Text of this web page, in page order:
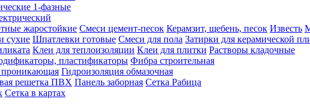
1-фазные
жаростойкие Смеси цемент-песок Керамзит, щебень, песок Известь
сухие Шпатлевки готовые Смеси для пола Затирки для керамической
Клеи для теплоизоляции Клеи для плитки Растворы кладочные
пластификаторы Фибра строительная
проникающая Гидроизоляция обмазочная
решетка ПВХ Панель заборная Сетка Рабица
Сетка в картах